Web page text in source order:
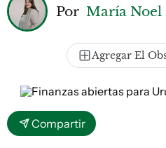
Por María Noel
Agregar El
Compartir